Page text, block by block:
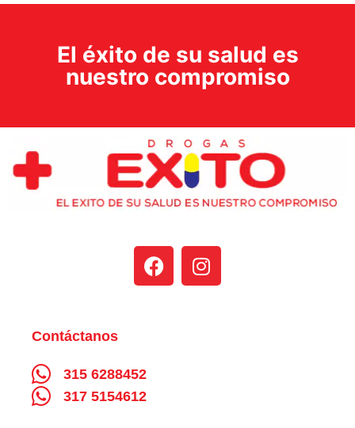
El éxito de su salud es
nuestro compromiso
Contáctanos
315 6288452
317 5154612